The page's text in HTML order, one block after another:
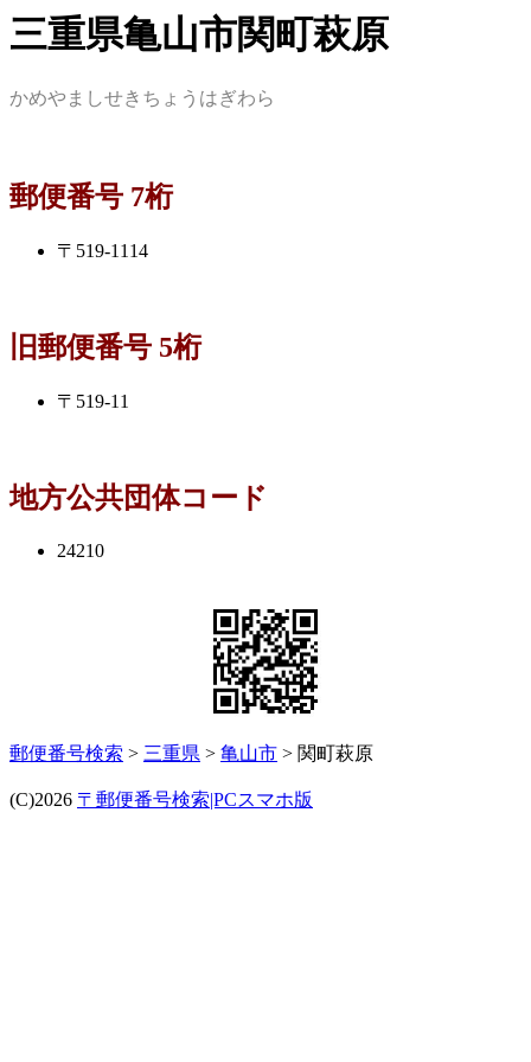
三重県亀山市関町萩原
かめやましせきちょうはぎわら
郵便番号 7桁
〒519-1114
旧郵便番号 5桁
〒519-11
地方公共団体コード
24210
郵便番号検索 > 三重県 > 亀山市 > 関町萩原
(C)2026 〒郵便番号検索|PCスマホ版